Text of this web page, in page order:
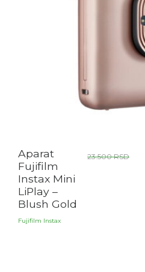
Aparat
Fujifilm
Instax Mini
LiPlay –
Blush Gold
Fujifilm Instax
23.500RSD